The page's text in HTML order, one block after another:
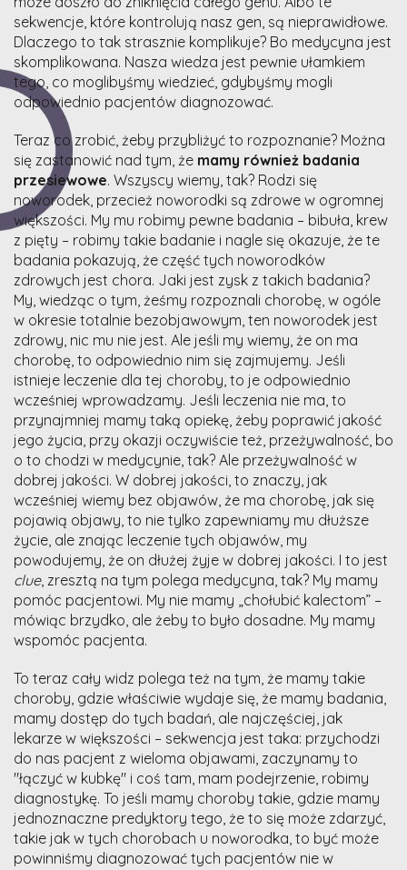
sekwencje, które kontrolują nasz gen, są nieprawidłowe.
Dlaczego to tak strasznie komplikuje? Bo medycyna jest
skomplikowana. Nasza wiedza jest pewnie ułamkiem
tego, co moglibyśmy wiedzieć, gdybyśmy mogli
odpowiednio pacjentów diagnozować.
Teraz co zrobić, żeby przybliżyć to rozpoznanie? Można
się zastanowić nad tym, że mamy również badania
przesiewowe. Wszyscy wiemy, tak? Rodzi się
noworodek, przecież noworodki są zdrowe w ogromnej
większości. My mu robimy pewne badania – bibuła, krew
z pięty – robimy takie badanie i nagle się okazuje, że te
badania pokazują, że część tych noworodków
zdrowych jest chora. Jaki jest zysk z takich badania?
My, wiedząc o tym, żeśmy rozpoznali chorobę, w ogóle
w okresie totalnie bezobjawowym, ten noworodek jest
zdrowy, nic mu nie jest. Ale jeśli my wiemy, że on ma
chorobę, to odpowiednio nim się zajmujemy. Jeśli
istnieje leczenie dla tej choroby, to je odpowiednio
wcześniej wprowadzamy. Jeśli leczenia nie ma, to
przynajmniej mamy taką opiekę, żeby poprawić jakość
jego życia, przy okazji oczywiście też, przeżywalność, bo
o to chodzi w medycynie, tak? Ale przeżywalność w
dobrej jakości. W dobrej jakości, to znaczy, jak
wcześniej wiemy bez objawów, że ma chorobę, jak się
pojawią objawy, to nie tylko zapewniamy mu dłuższe
życie, ale znając leczenie tych objawów, my
powodujemy, że on dłużej żyje w dobrej jakości. I to jest
clue, zresztą na tym polega medycyna, tak? My mamy
pomóc pacjentowi. My nie mamy „chołubić kalectom” –
mówiąc brzydko, ale żeby to było dosadne. My mamy
wspomóc pacjenta.
To teraz cały widz polega też na tym, że mamy takie
choroby, gdzie właściwie wydaje się, że mamy badania,
mamy dostęp do tych badań, ale najczęściej, jak
lekarze w większości – sekwencja jest taka: przychodzi
do nas pacjent z wieloma objawami, zaczynamy to
"łączyć w kubkę" i coś tam, mam podejrzenie, robimy
diagnostykę. To jeśli mamy choroby takie, gdzie mamy
jednoznaczne predyktory tego, że to się może zdarzyć,
takie jak w tych chorobach u noworodka, to być może
powinniśmy diagnozować tych pacjentów nie w